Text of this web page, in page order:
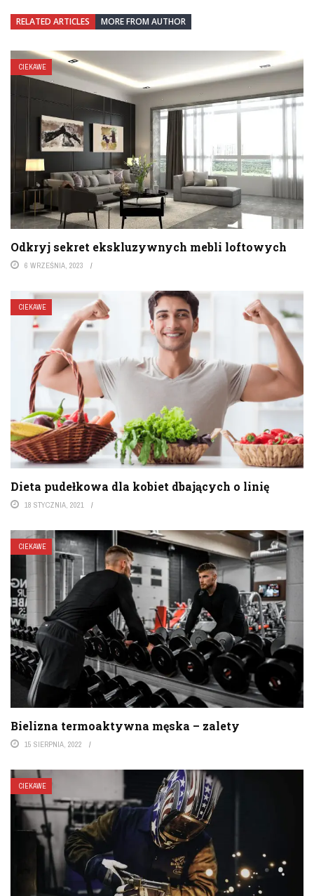
RELATED ARTICLES MORE FROM AUTHOR
CIEKAWE
Odkryj sekret ekskluzywnych mebli loftowych
6 WRZEŚNIA, 2023
CIEKAWE
Dieta pudełkowa dla kobiet dbających o linię
18 STYCZNIA, 2021
CIEKAWE
Bielizna termoaktywna męska – zalety
15 SIERPNIA, 2022
CIEKAWE